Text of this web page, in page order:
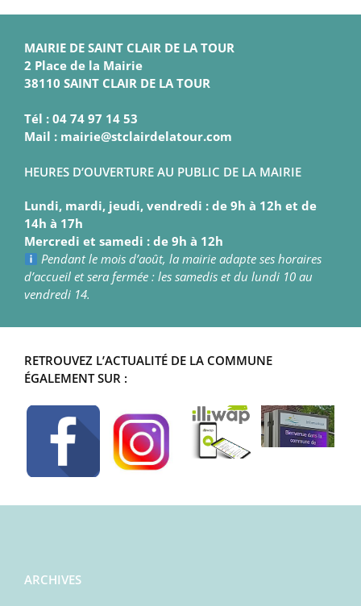
MAIRIE DE SAINT CLAIR DE LA TOUR
2 Place de la Mairie
38110 SAINT CLAIR DE LA TOUR
Tél : 04 74 97 14 53
Mail : mairie@stclairdelatour.com
HEURES D’OUVERTURE AU PUBLIC DE LA MAIRIE
Lundi, mardi, jeudi, vendredi : de 9h à 12h et de
14h à 17h
Mercredi et samedi : de 9h à 12h
Pendant le mois d’août, la mairie adapte ses horaires
d’accueil et sera fermée : les samedis et du lundi 10 au
vendredi 14.
RETROUVEZ L’ACTUALITÉ DE LA COMMUNE
ÉGALEMENT SUR :
ARCHIVES